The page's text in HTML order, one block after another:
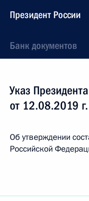
Президент России
Банк документов
Указ
от 12.08.2019
Об утверждении
Российской